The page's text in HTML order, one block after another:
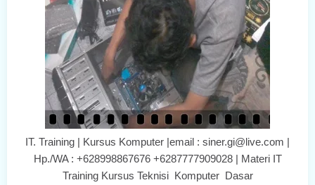
IT. Training | Kursus Komputer |email : siner.gi@live.com |
Hp./WA : +628998867676 +6287777909028 | Materi IT
Training Kursus Teknisi Komputer Dasar